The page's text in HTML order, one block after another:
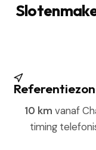
10 km vanaf
timing